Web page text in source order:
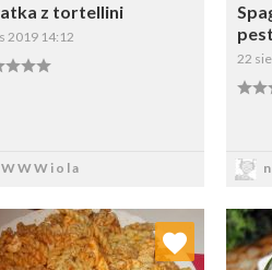
z tortellini
2019 14:12
WWWiola
22
Dodaj do ulubionych